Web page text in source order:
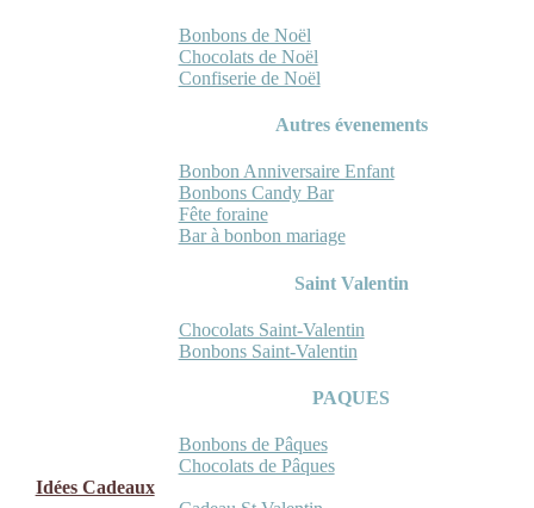
Bonbons de Noël
Chocolats de Noël
Confiserie de Noël
Autres évenements
Bonbon Anniversaire Enfant
Bonbons Candy Bar
Fête foraine
Bar à bonbon mariage
Saint Valentin
Chocolats Saint-Valentin
Bonbons Saint-Valentin
PAQUES
Bonbons de Pâques
Chocolats de Pâques
Idées Cadeaux